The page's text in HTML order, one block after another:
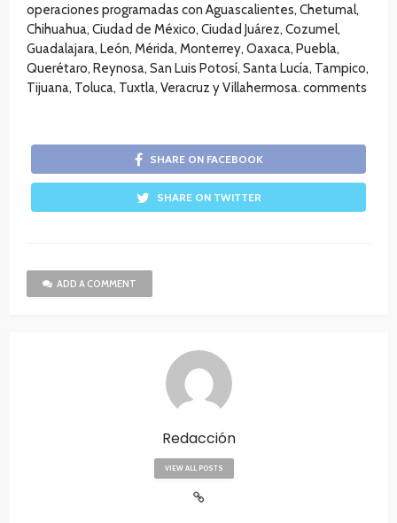
operaciones programadas con Aguascalientes, Chetumal,
Chihuahua, Ciudad de México, Ciudad Juárez, Cozumel,
Guadalajara, León, Mérida, Monterrey, Oaxaca, Puebla,
Querétaro, Reynosa, San Luis Potosí, Santa Lucía, Tampico,
Tijuana, Toluca, Tuxtla, Veracruz y Villahermosa. comments
SHARE ON FACEBOOK
SHARE ON TWITTER
ADD A COMMENT
Redacción
VIEW ALL POSTS